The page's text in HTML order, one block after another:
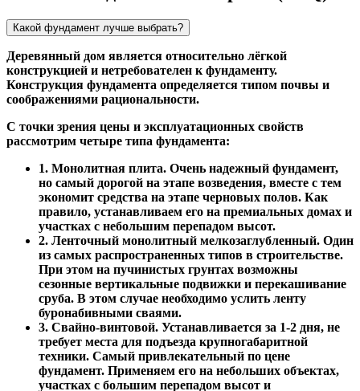
Какой фундамент лучше выбрать?
Деревянный дом является относительно лёгкой
конструкцией и нетребователен к фундаменту.
Конструкция фундамента определяется типом почвы и
соображениями рациональности.
С точки зрения цены и эксплуатационных свойств
рассмотрим четыре типа фундамента:
1. Монолитная плита. Очень надежный фундамент,
но самый дорогой на этапе возведения, вместе с тем
экономит средства на этапе черновых полов. Как
правило, устанавливаем его на премиальных домах и
участках с небольшим перепадом высот.
2. Ленточный монолитный мелкозаглубленный. Один
из самых распространенных типов в строительстве.
При этом на пучинистых грунтах возможны
сезонные вертикальные подвижки и перекашивание
сруба. В этом случае необходимо услить ленту
буронабивными сваями.
3. Свайно-винтовой. Устанавливается за 1-2 дня, не
требует места для подъезда крупногабаритной
техники. Самый привлекательный по цене
фундамент. Применяем его на небольших объектах,
участках с большим перепадом высот и